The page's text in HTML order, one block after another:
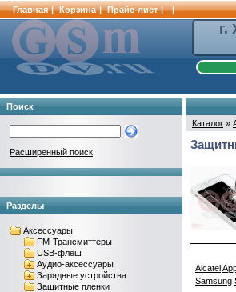
Главная | Корзина | Прайс-лист | |
г.
Поиск
Расширенный поиск
Разделы
Аксессуары
FM-Трансмиттеры
USB-флеш
Аудио-аксессуары
Зарядные устройства
Защитные пленки
Каталог »
Alcatel
Samsung